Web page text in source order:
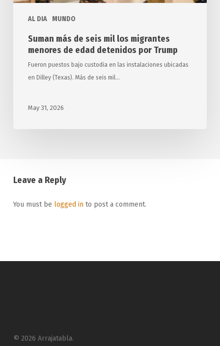
AL DIA MUNDO
Suman más de seis mil los migrantes
menores de edad detenidos por Trump
Fueron puestos bajo custodia en las instalaciones ubicadas
en Dilley (Texas). Más de seis mil…
May 31, 2026
Leave a Reply
You must be logged into post a comment.
© 2026 Arrajatabla.